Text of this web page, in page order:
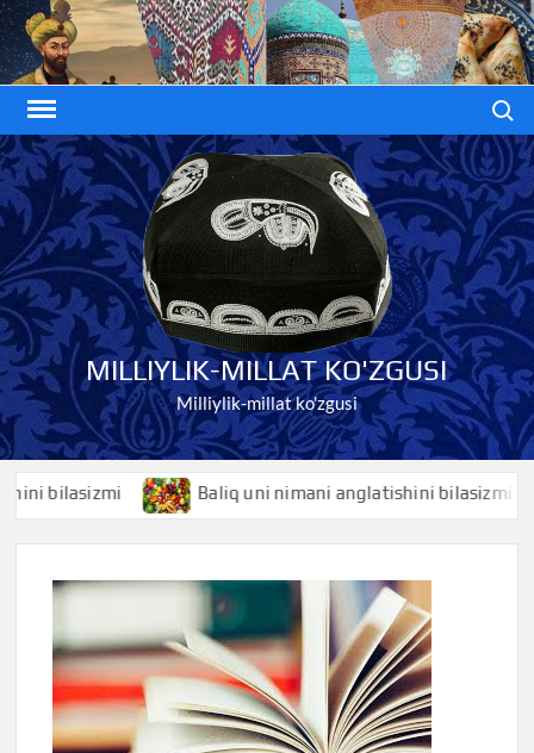
Skip
to
content
MILLIYLIK-MILLAT KO'ZGUSI
Milliylik-millat ko'zgusi
Baliq uni nimani anglatishini bilasizmi